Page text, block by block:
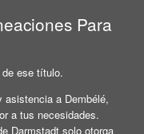
Para
ese título.
asistencia a Dembélé,
a tus necesidades.
Darmstadt solo otorga